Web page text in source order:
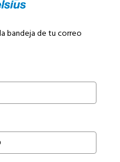
bandeja de tu correo